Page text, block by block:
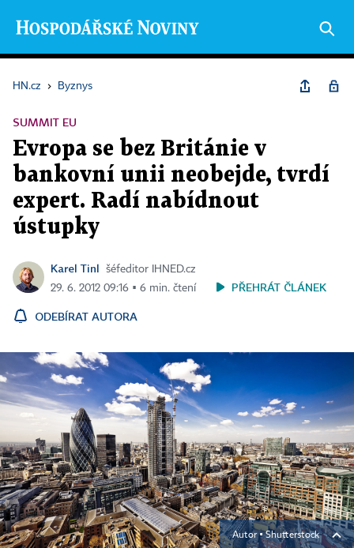
HN.cz › Byznys
SUMMIT EU
Evropa se bez Británie v
bankovní unii neobejde, tvrdí
expert. Radí nabídnout
ústupky
Karel Tinl
šéfeditor IHNED.cz
29. 6. 2012 09:16 ▪ 6 min. čtení
PŘEHRÁT ČLÁNEK
ODEBÍRAT AUTORA
Autor ▪Shutterstock